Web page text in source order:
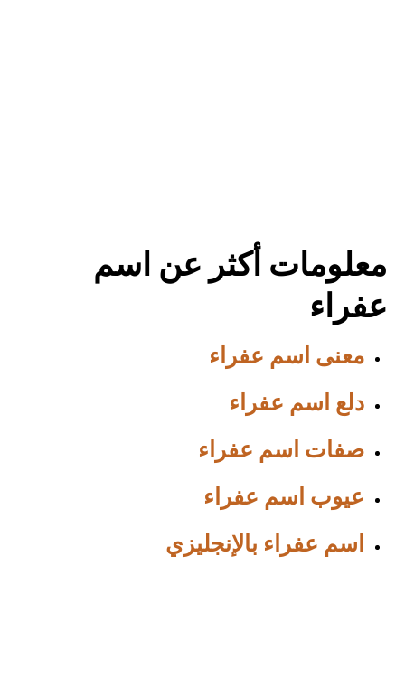
معلومات أكثر عن اسم
عفراء
معنى اسم عفراء
دلع اسم عفراء
صفات اسم عفراء
عيوب اسم عفراء
اسم عفراء بالإنجليزي